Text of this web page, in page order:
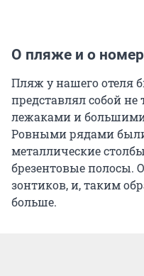
О пляже и о
Пляж у нашего отеля
представлял собой
лежаками и
Ровными рядами
металлические
брезентовые полосы.
зонтиков, и, таким
больше.